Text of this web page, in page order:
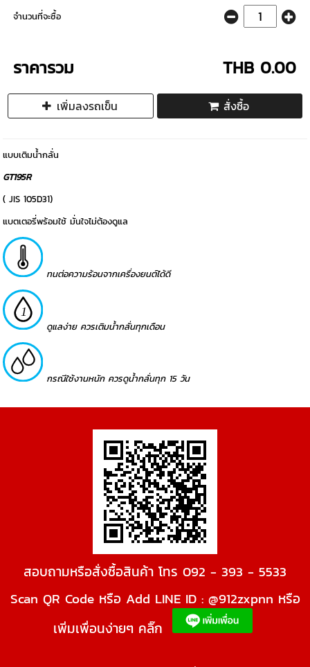
จำนวนที่จะซื้อ
ราคารวม THB 0.00
เพิ่มลงรถเข็น สั่งซื้อ
แบบเติมน้ำกลั่น
GT195R
( JIS 105D31)
แบตเตอรี่พร้อมใช้ มั่นใจไม่ต้องดูแล
ทนต่อความร้อนจากเครื่องยนต์ได้ดี
ดูแลง่าย ควรเติมน้ำกลั่นทุกเดือน
กรณีใช้งานหนัก ควรดูน้ำกลั่นทุก 15 วัน
สอบถามหรือสั่งซื้อสินค้า โทร 092 - 393 - 5533
Scan QR Code หรือ Add LINE ID : @912zxpnn หรือ
เพิ่มเพื่อนง่ายๆ คลิ๊ก